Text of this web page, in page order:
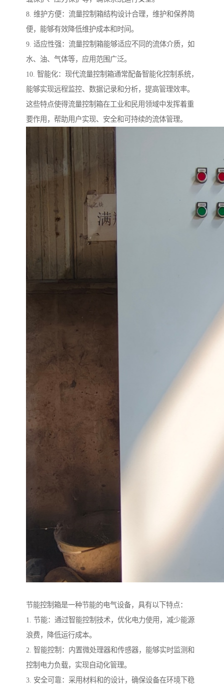
8. 维护方便：流量控制箱结构设计合理，维护和保养简
便，能够有效降低维护成本和时间。
9. 适应性强：流量控制箱能够适应不同的流体介质，如
水、油、气体等，应用范围广泛。
10. 智能化：现代流量控制箱通常配备智能化控制系统，
能够实现远程监控、数据记录和分析，提高管理效率。
这些特点使得流量控制箱在工业和民用领域中发挥着重
要作用，帮助用户实现、安全和可持续的流体管理。
节能控制箱是一种节能的电气设备，具有以下特点：
1. 节能：通过智能控制技术，优化电力使用，减少能源
浪费，降低运行成本。
2. 智能控制：内置微处理器和传感器，能够实时监测和
控制电力负载，实现自动化管理。
3. 安全可靠：采用材料和的设计，确保设备在环境下稳